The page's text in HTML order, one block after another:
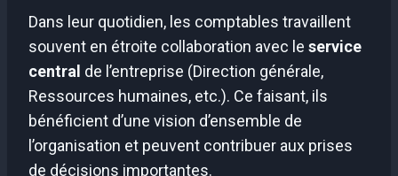
Dans leur quotidien, les comptables travaillent
souvent en étroite collaboration avec le service
central de l’entreprise (Direction générale,
Ressources humaines, etc.). Ce faisant, ils
bénéficient d’une vision d’ensemble de
l’organisation et peuvent contribuer aux prises
de décisions importantes.